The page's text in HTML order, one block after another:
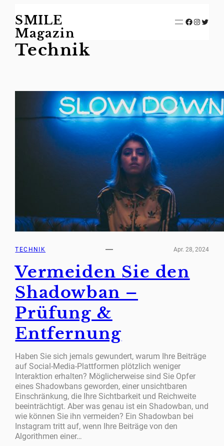
Inhalt
springen
SMILE
Magazin
Facebook Instagram Twitter
Technik
TECHNIK Apr. 28, 2024
Vermeiden Sie den
Shadowban –
Prüfung &
Entfernung
Haben Sie sich jemals gewundert, warum Ihre Beiträge
auf Social-Media-Plattformen plötzlich weniger
Interaktion erhalten? Möglicherweise sind Sie Opfer
eines Shadowbans geworden, einer unsichtbaren
Einschränkung, die Ihre Sichtbarkeit und Reichweite
beeinträchtigt. Aber was genau ist ein Shadowban, und
wie können Sie ihn vermeiden? Ein Shadowban bei
Instagram tritt auf, wenn Ihre Beiträge von den
Algorithmen einer…